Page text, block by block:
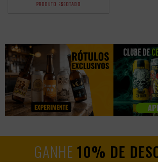
PRODUTO ESGOTADO
GANHE 10% DE